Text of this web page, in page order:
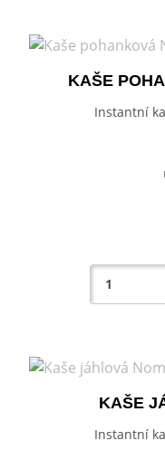
KAŠE
Instantní
KAŠE
Instantní